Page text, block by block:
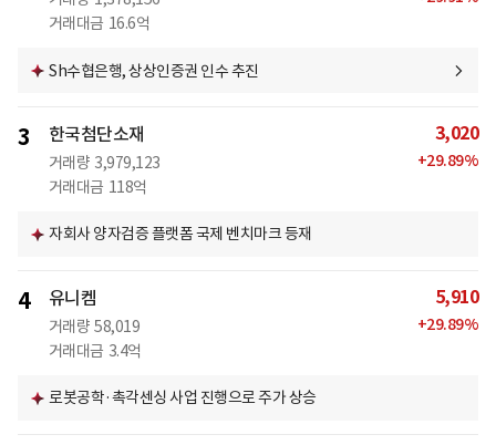
거래대금 16.6억
Sh수협은행, 상상인증권 인수 추진
3 한국첨단소재
거래량 3,979,123
거래대금 118억
3,020
+29.89%
자회사 양자검증 플랫폼 국제 벤치마크 등재
4 유니켐
거래량 58,019
거래대금 3.4억
5,910
+29.89%
로봇공학·촉각센싱 사업 진행으로 주가 상승